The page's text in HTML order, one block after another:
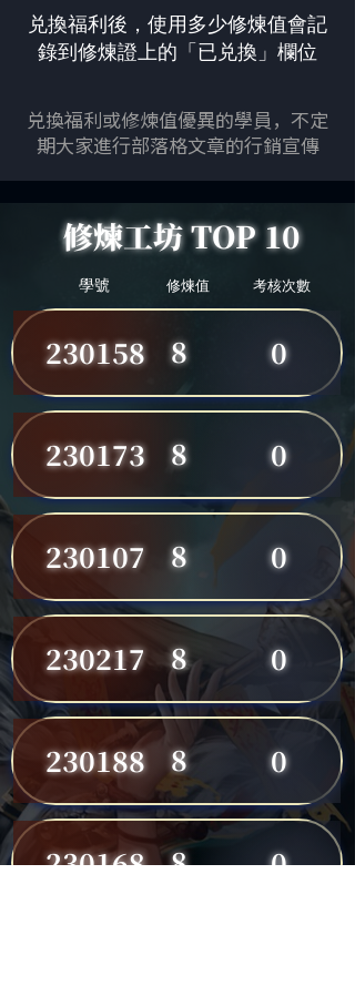
兑換福利後，使用多少修煉值會記
錄到修煉證上的「已兑換」欄位
兑換福利或修煉值優異的學員，不定
期大家進行部落格文章的行銷宣傳
修煉工坊 TOP 10
學號 修煉值 考核次數
230158 8 0
230173 8 0
230107 8 0
230217 8 0
230188 8 0
230168 8 0